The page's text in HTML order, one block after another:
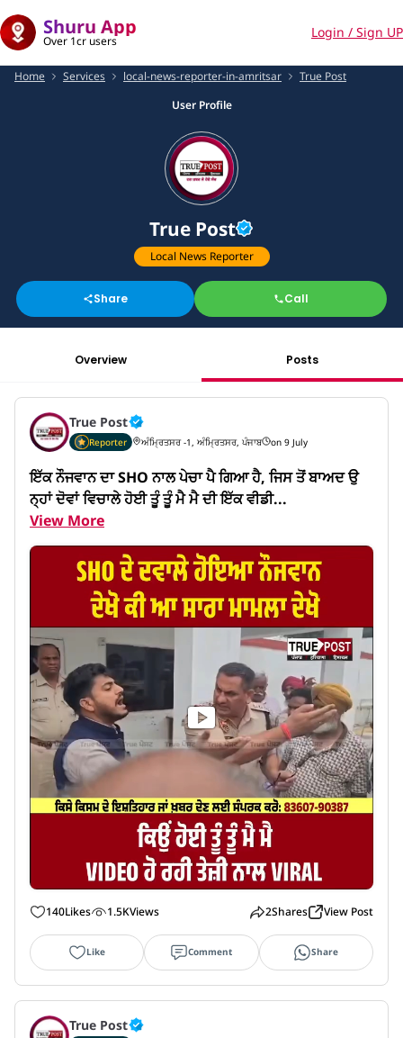
Shuru App
Over 1cr users
Login / Sign UP
Home Services local-news-reporter-in-amritsar
True Post
User Profile
True Post
Local News Reporter
Share Call
Overview Posts
True Post
Reporter ਅੰਮ੍ਰਿਤਸਰ -1, ਅੰਮ੍ਰਿਤਸਰ, ਪੰਜਾਬ on 9 July
ਇੱਕ ਨੌਜਵਾਨ ਦਾ SHO ਨਾਲ ਪੇਚਾ ਪੈ ਗਿਆ ਹੈ, ਜਿਸ ਤੋਂ ਬਾਅਦ ਉ
ਨ੍ਹਾਂ ਦੋਵਾਂ ਵਿਚਾਲੇ ਹੋਈ ਤੂੰ ਤੂੰ ਮੈ ਮੈ ਦੀ ਇੱਕ ਵੀਡੀ...
View More
140Likes 1.5KViews 2Shares View Post
Like Comment Share
True Post